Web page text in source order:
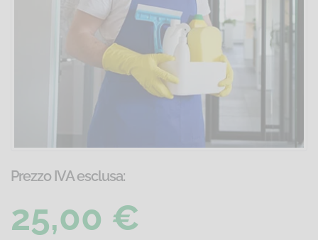
Prezzo IVA esclusa:
25,00 €